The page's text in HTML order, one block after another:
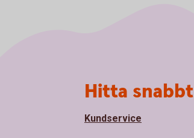
Hitta snabbt
Kundservice